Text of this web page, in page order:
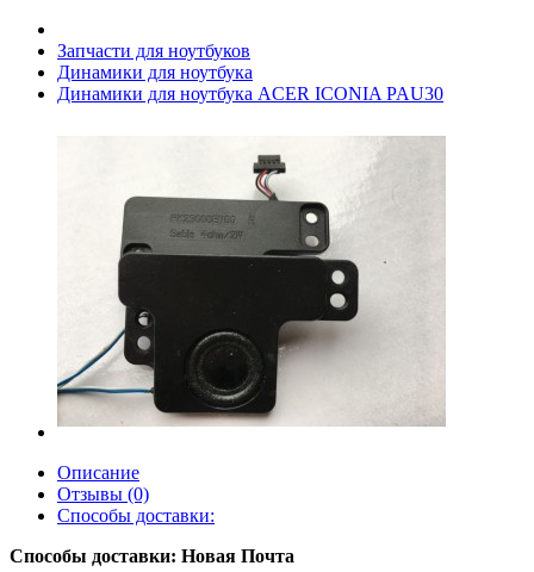
Запчасти для ноутбуков
Динамики для ноутбука
Динамики для ноутбука ACER ICONIA PAU30
Описание
Отзывы (0)
Способы доставки:
Способы доставки: Новая Почта